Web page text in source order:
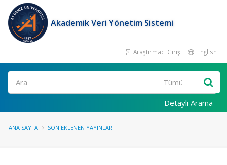
Akademik Veri Yönetim Sistemi
Araştırmacı Girişi English
Ara
Detaylı Arama
ANA SAYFA SON EKLENEN YAYINLAR